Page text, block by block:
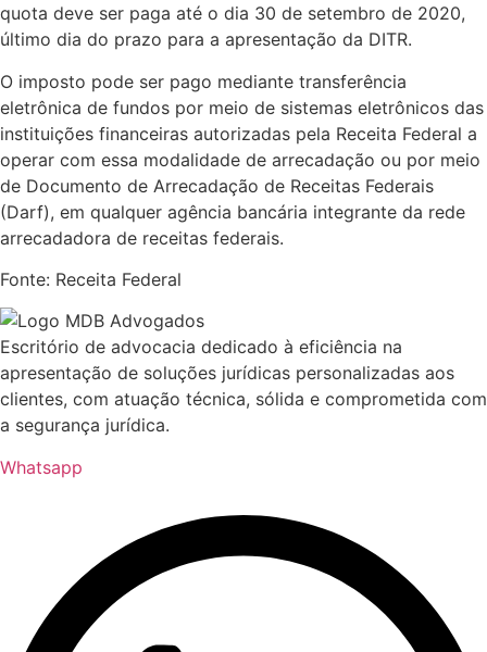
quota deve ser paga até o dia 30 de setembro de 2020,
último dia do prazo para a apresentação da DITR.
O imposto pode ser pago mediante transferência
eletrônica de fundos por meio de sistemas eletrônicos das
instituições financeiras autorizadas pela Receita Federal a
operar com essa modalidade de arrecadação ou por meio
de Documento de Arrecadação de Receitas Federais
(Darf), em qualquer agência bancária integrante da rede
arrecadadora de receitas federais.
Fonte: Receita Federal
Escritório de advocacia dedicado à eficiência na
apresentação de soluções jurídicas personalizadas aos
clientes, com atuação técnica, sólida e comprometida com
a segurança jurídica.
Whatsapp